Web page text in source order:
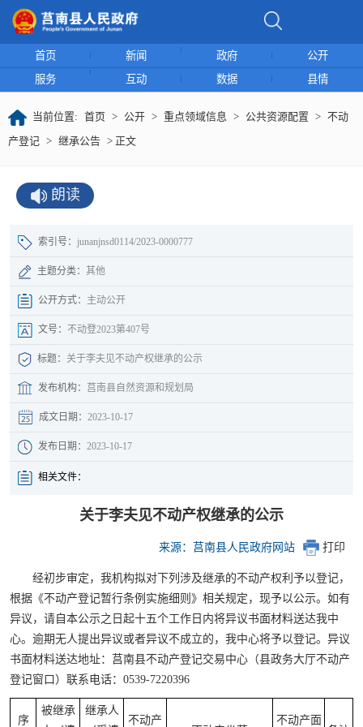
首页 新闻 政府
公开
服务
互动 数据 县情
当前位置: 首页 > 公开 > 重点领域信息 > 公共资源配置 > 不动
产登记 > 继承公告 > 正文
朗读
索引号： junanjnsd0114/2023-0000777
主题分类： 其他
公开方式： 主动公开
文号： 不动登2023第407号
标题： 关于李夫见不动产权继承的公示
发布机构： 莒南县自然资源和规划局
成文日期： 2023-10-17
发布日期： 2023-10-17
相关文件：
关于李夫见不动产权继承的公示
来源：莒南县人民政府网站 打印
经初步审定，我机构拟对下列涉及继承的不动产权利予以登记，
根据《不动产登记暂行条例实施细则》相关规定，现予以公示。如有
异议，请自本公示之日起十五个工作日内将异议书面材料送达我中
心。逾期无人提出异议或者异议不成立的，我中心将予以登记。异议
书面材料送达地址：莒南县不动产登记交易中心（县政务大厅不动产
登记窗口）联系电话：0539-7220396
序
被继承
继承人
不动产
不动产面